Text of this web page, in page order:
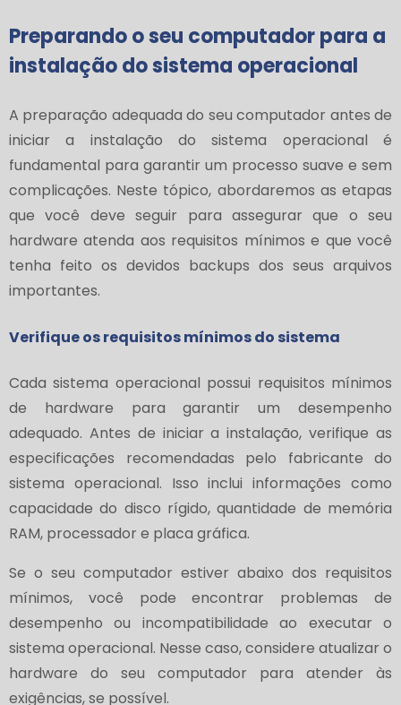
Preparando o seu computador para a
instalação do sistema operacional
A preparação adequada do seu computador antes de
iniciar a instalação do sistema operacional é
fundamental para garantir um processo suave e sem
complicações. Neste tópico, abordaremos as etapas
que você deve seguir para assegurar que o seu
hardware atenda aos requisitos mínimos e que você
tenha feito os devidos backups dos seus arquivos
importantes.
Verifique os requisitos mínimos do sistema
Cada sistema operacional possui requisitos mínimos
de hardware para garantir um desempenho
adequado. Antes de iniciar a instalação, verifique as
especificações recomendadas pelo fabricante do
sistema operacional. Isso inclui informações como
capacidade do disco rígido, quantidade de memória
RAM, processador e placa gráfica.
Se o seu computador estiver abaixo dos requisitos
mínimos, você pode encontrar problemas de
desempenho ou incompatibilidade ao executar o
sistema operacional. Nesse caso, considere atualizar o
hardware do seu computador para atender às
exigências, se possível.